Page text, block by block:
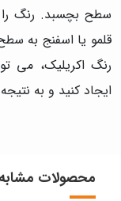
سطح بچسبد. رنگ را
قلمو یا اسفنج به
رنگ اکریلیک، می‌
ایجاد کنید و به
محصولات مشابه